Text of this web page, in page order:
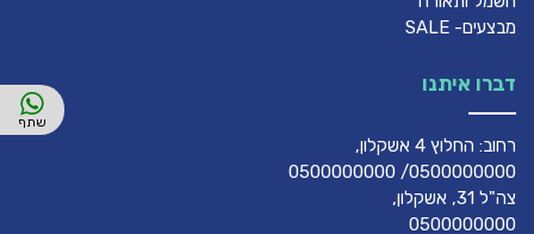
מבצעים- SALE
דברו איתנו
רחוב: החלוץ 4 אשקלון,
0500000000/ 0500000000
צה"ל 31, אשקלון,
0500000000